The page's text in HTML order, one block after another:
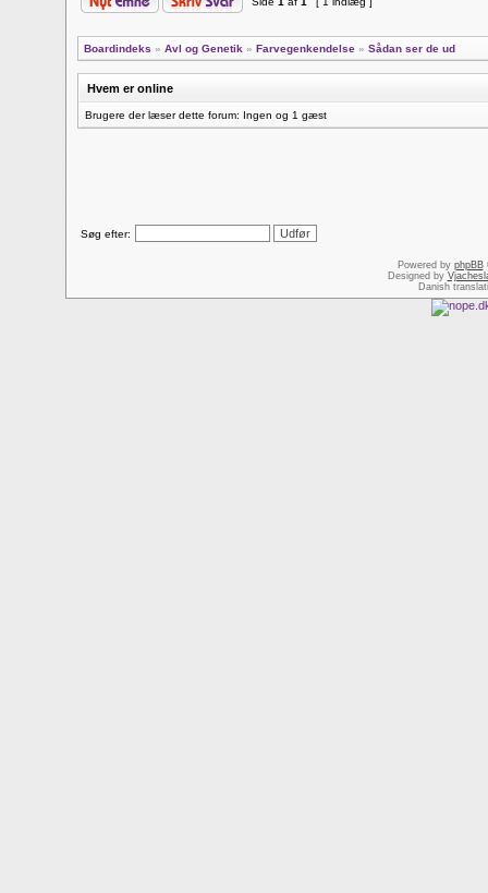
Boardindeks » Avl og Genetik » Farvegenkendelse » Sådan ser de ud
Hvem er online
Brugere der læser dette forum: Ingen og 1 gæst
Søg efter:
Powered by phpBB
Designed by
Danish